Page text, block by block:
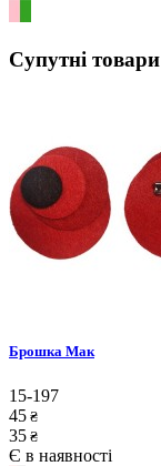
Супутні товари
Брошка Мак
15-197
45 ₴
35 ₴
Є в наявності